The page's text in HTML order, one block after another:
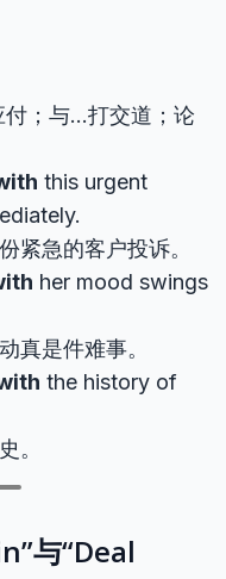
付；与…打交道；论
this urgent
紧急的客户投诉。
her mood swings
真是件难事。
the history of
。
与“Deal